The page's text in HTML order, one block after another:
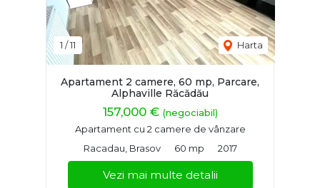
1 /11 Harta
Apartament 2 camere, 60 mp, Parcare,
Alphaville Răcădău
157,000 € (negociabil)
Apartament cu 2 camere de vânzare
Racadau, Brasov
60 mp 2017
Vezi mai multe detalii